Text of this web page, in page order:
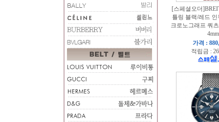
[스페셜오더
틀링 블랙/레드
크로노그래프 쿼
4mm
가격 :
적립금 :